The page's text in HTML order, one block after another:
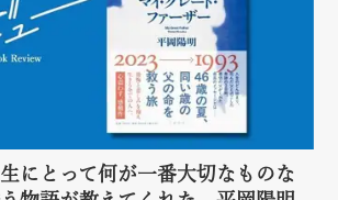
にとって何が一番大切なものな